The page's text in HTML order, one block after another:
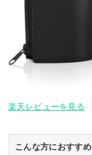
楽天レビューを見る
こんな方におすすめ